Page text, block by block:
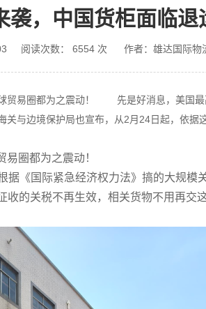
袭，中国货柜面临退
阅读次数： 6554 次 作者：雄达国际物
贸易圈都为之震动！ 先是好消息，美国最
与边境保护局也宣布，从2月24日起，依据
圈都为之震动！
《国际紧急经济权力法》搞的大规模
的关税不再生效，相关货物不用再交